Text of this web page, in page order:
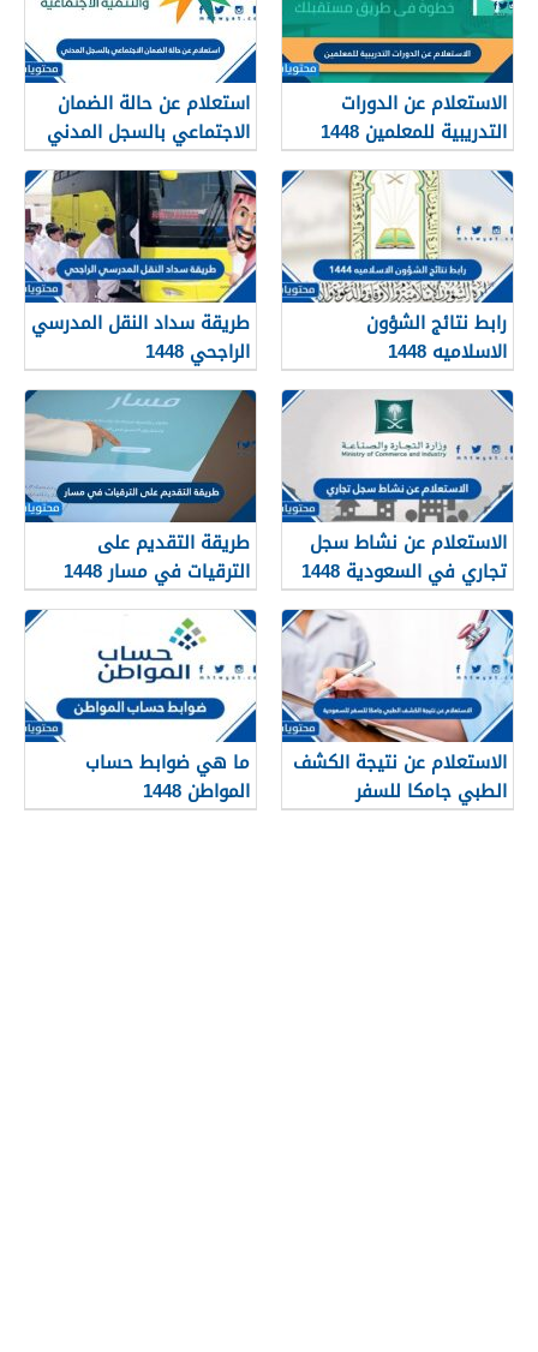
الاستعلام عن الدورات
التدريبية للمعلمين 1448
استعلام عن حالة الضمان
الاجتماعي بالسجل المدني
1448
رابط نتائج الشؤون
الاسلاميه 1448
طريقة سداد النقل المدرسي
الراجحي 1448
الاستعلام عن نشاط سجل
تجاري في السعودية 1448
طريقة التقديم على
الترقيات في مسار 1448
الاستعلام عن نتيجة الكشف
الطبي جامكا للسفر
للسعودية 1448
ما هي ضوابط حساب
المواطن 1448